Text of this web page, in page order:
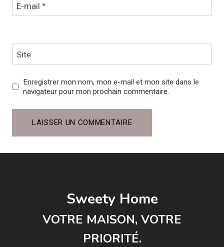
E-mail *
Site
Enregistrer mon nom, mon e-mail et mon site dans le
navigateur pour mon prochain commentaire.
Sweety Home
VOTRE MAISON, VOTRE
PRIORITÉ.